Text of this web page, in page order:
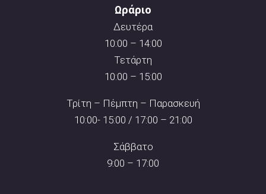
Ωράριο
Δευτέρα
10:00 – 14:00
Τετάρτη
10:00 – 15:00
Τρίτη – Πέμπτη – Παρασκευή
10:00- 15:00 / 17:00 – 21:00
Σάββατο
9:00 – 17:00